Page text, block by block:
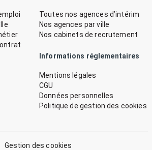
Toutes nos agences d’intérim
Nos agences par ville
Nos cabinets de recrutement
Informations réglementaires
Mentions légales
CGU
Données personnelles
Politique de gestion des cookies
Gestion des cookies